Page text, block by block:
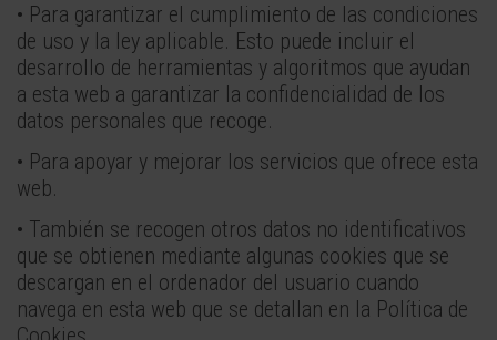
• Para garantizar el cumplimiento de las condiciones
de uso y la ley aplicable. Esto puede incluir el
desarrollo de herramientas y algoritmos que ayudan
a esta web a garantizar la confidencialidad de los
datos personales que recoge.
• Para apoyar y mejorar los servicios que ofrece esta
web.
• También se recogen otros datos no identificativos
que se obtienen mediante algunas cookies que se
descargan en el ordenador del usuario cuando
navega en esta web que se detallan en la Política de